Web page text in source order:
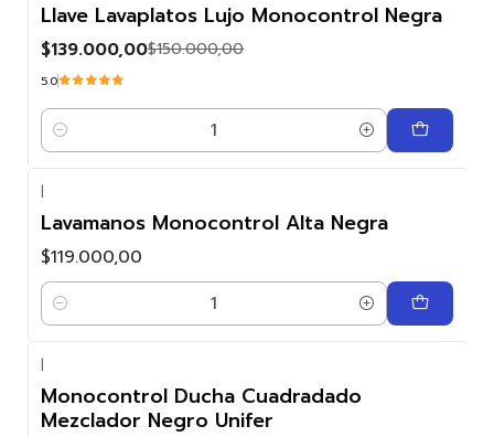
OFF
Llave Lavaplatos Lujo Monocontrol Negra
$139.000,00$150.000,00
5.0
Cantidad
|
Lavamanos Monocontrol Alta Negra
$119.000,00
Cantidad
Agotado
|
Monocontrol Ducha Cuadradado
Mezclador Negro Unifer